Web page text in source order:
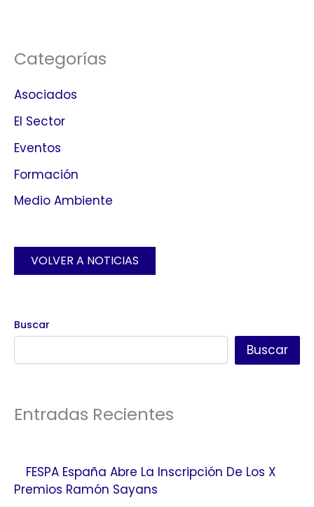
Categorías
Asociados
El Sector
Eventos
Formación
Medio Ambiente
VOLVER A NOTICIAS
Buscar
Buscar
Entradas Recientes
FESPA España Abre La Inscripción De Los X
Premios Ramón Sayans